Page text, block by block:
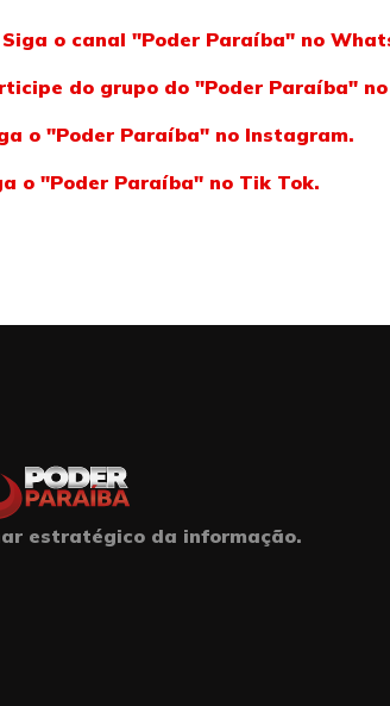
Siga o canal "Poder Paraíba" no
do grupo do "Poder Paraíba"
o "Poder Paraíba" no Instagram.
o "Poder Paraíba" no Tik Tok.
estratégico da informação.